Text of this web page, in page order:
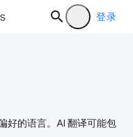
登录
好的语言。AI 翻译可能包